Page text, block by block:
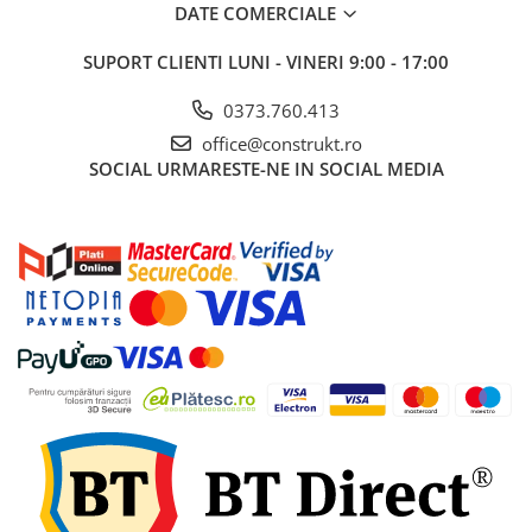
pomparea apei
Pompe de suprafata
Pompe pentru piscine
Hidrofoare
Vase de expansiune pentru
hidrofor
Grupuri de pompare apa
Rezervoare apa si accesorii stocare
Echipamente de filtrare si
dedurizare apa
Contoare de apa - Apometre
Camine apometru
DATE COMERCIALE
SUPORT CLIENTI LUNI - VINERI 9:00 - 17:00
0373.760.413
office@construkt.ro
SOCIAL URMARESTE-NE IN SOCIAL MEDIA